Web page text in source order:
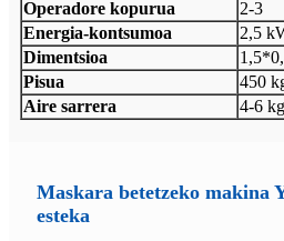
Operadore kopurua
2-3
Energia-kontsumoa
2,5
Dimentsioa
Pisua
450
Aire sarrera
4-6
Maskara betetzeko makina
esteka